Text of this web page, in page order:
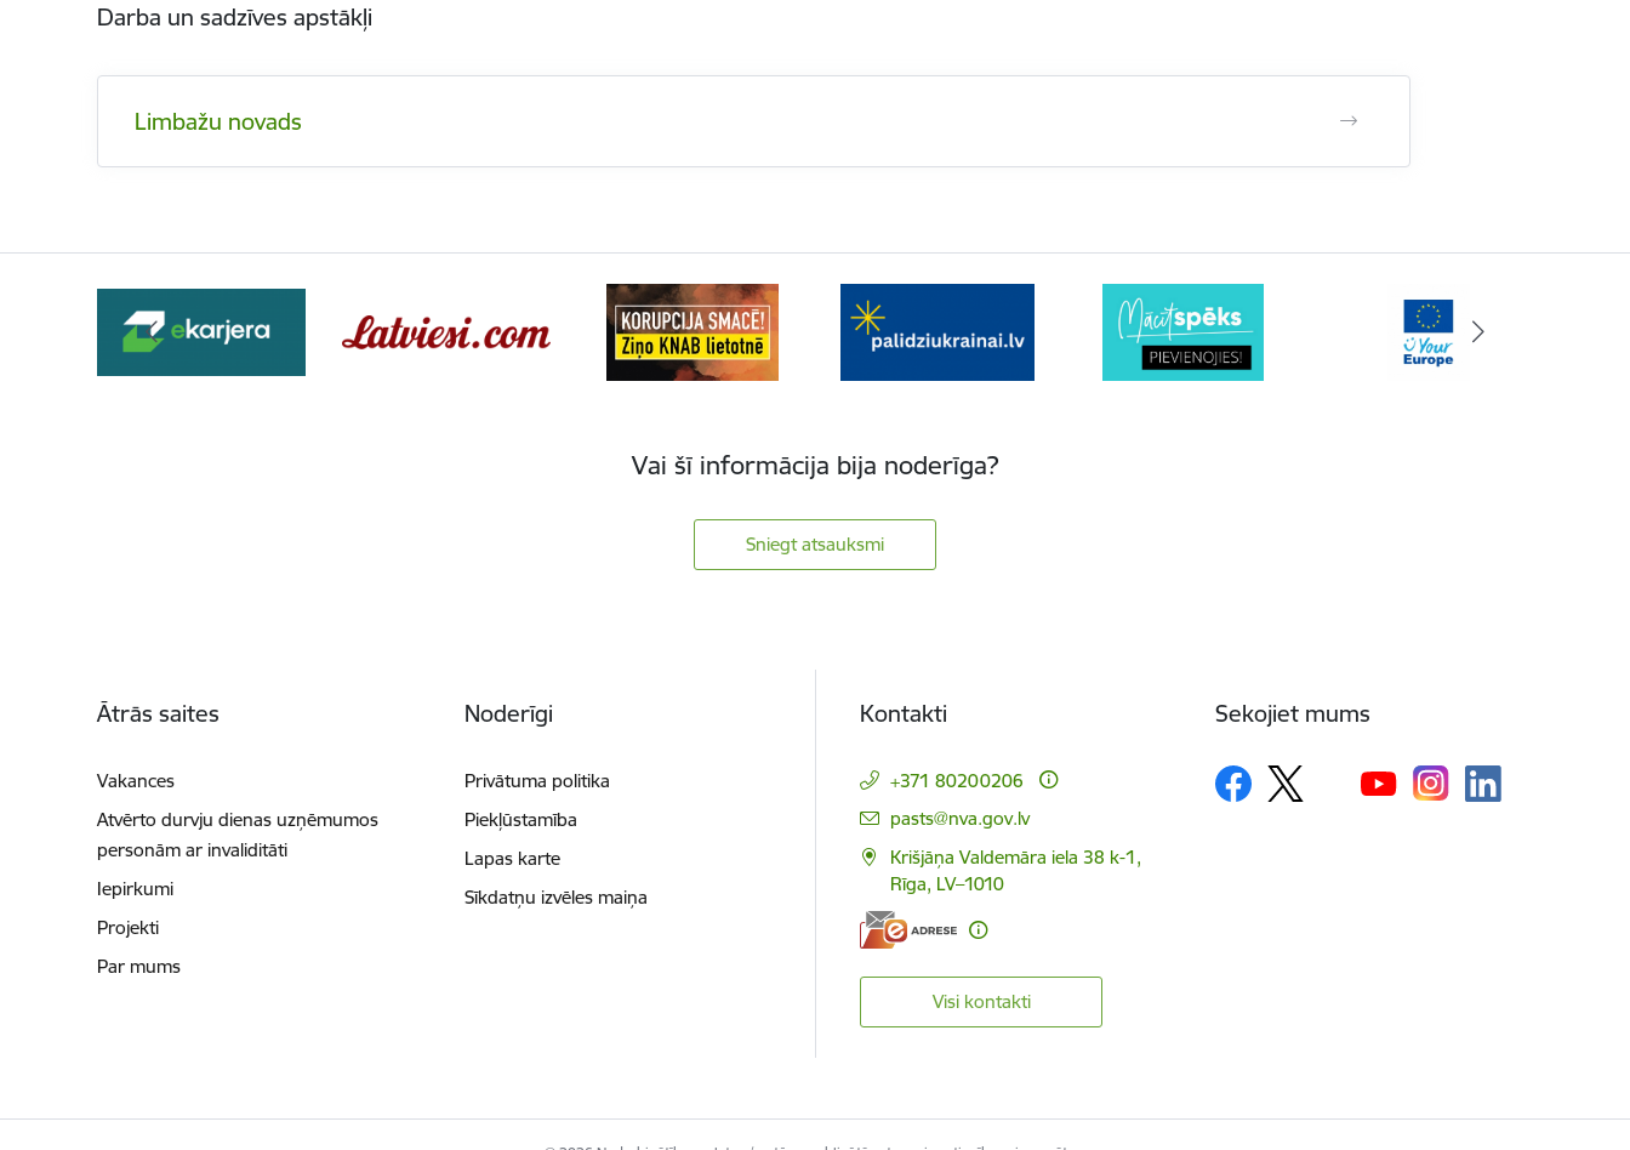
Darba un sadzīves apstākļi
Limbažu novads
Vai šī informācija bija noderīga?
Sniegt atsauksmi
Ātrās saites
Vakances
Atvērto durvju dienas uzņēmumos
personām ar invaliditāti
Iepirkumi
Projekti
Par mums
Noderīgi
Privātuma politika
Piekļūstamība
Lapas karte
Sīkdatņu izvēles maiņa
Kontakti
+371 80200206
E-pasts:
pasts@nva.gov.lv
Krišjāņa Valdemāra iela 38 k-1,
Rīga, LV–1010
Visi kontakti
Sekojiet mums